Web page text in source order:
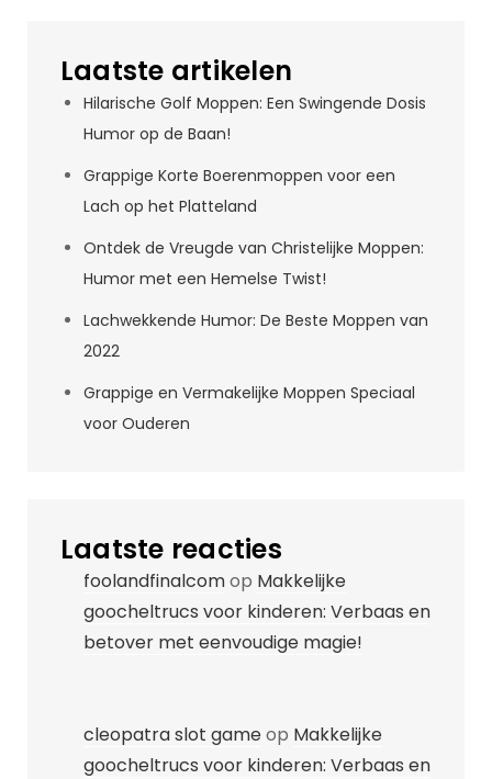
Laatste artikelen
Hilarische Golf Moppen: Een Swingende Dosis
Humor op de Baan!
Grappige Korte Boerenmoppen voor een
Lach op het Platteland
Ontdek de Vreugde van Christelijke Moppen:
Humor met een Hemelse Twist!
Lachwekkende Humor: De Beste Moppen van
2022
Grappige en Vermakelijke Moppen Speciaal
voor Ouderen
Laatste reacties
foolandfinalcomop Makkelijke
goocheltrucs voor kinderen: Verbaas en
betover met eenvoudige magie!
cleopatra slot gameop Makkelijke
goocheltrucs voor kinderen: Verbaas en